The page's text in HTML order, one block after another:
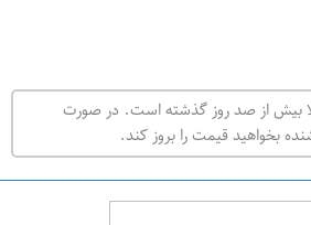
ت
ر
ا
بیش از صد روز گذشته است. در صورت
بخواهید قیمت را بروز کند.